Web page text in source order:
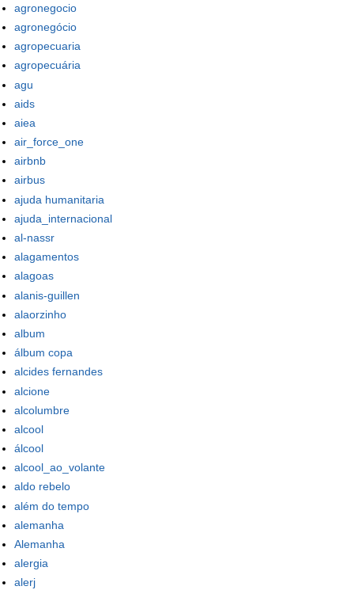
agronegocio
agronegócio
agropecuaria
agropecuária
agu
aids
aiea
air_force_one
airbnb
airbus
ajuda humanitaria
ajuda_internacional
al-nassr
alagamentos
alagoas
alanis-guillen
alaorzinho
album
álbum copa
alcides fernandes
alcione
alcolumbre
alcool
álcool
alcool_ao_volante
aldo rebelo
além do tempo
alemanha
Alemanha
alergia
alerj